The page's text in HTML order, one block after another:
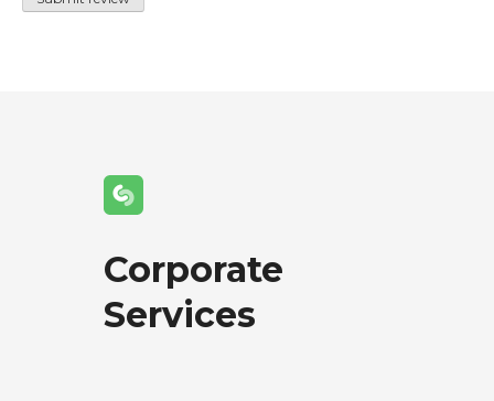
Corporate
Services